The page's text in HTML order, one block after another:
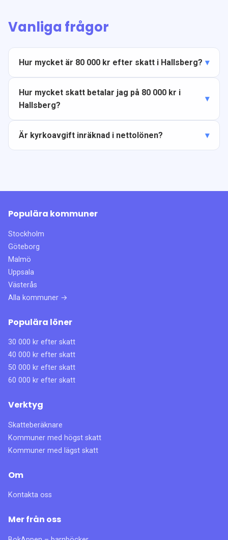
Vanliga frågor
Hur mycket är 80 000 kr efter skatt i Hallsberg?
Hur mycket skatt betalar jag på 80 000 kr i
Hallsberg?
Är kyrkoavgift inräknad i nettolönen?
Populära kommuner
Stockholm
Göteborg
Malmö
Uppsala
Västerås
Alla kommuner →
Populära löner
30 000 kr efter skatt
40 000 kr efter skatt
50 000 kr efter skatt
60 000 kr efter skatt
Verktyg
Skatteberäknare
Kommuner med högst skatt
Kommuner med lägst skatt
Om
Kontakta oss
Mer från oss